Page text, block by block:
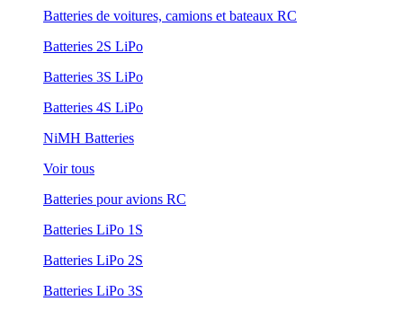
Batteries de voitures, camions et bateaux RC
Batteries 2S LiPo
Batteries 3S LiPo
Batteries 4S LiPo
NiMH Batteries
Voir tous
Batteries pour avions RC
Batteries LiPo 1S
Batteries LiPo 2S
Batteries LiPo 3S